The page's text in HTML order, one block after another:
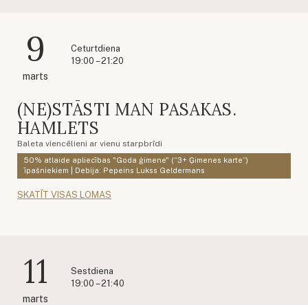
9
marts
Ceturtdiena
19:00 – 21:20
(NE)STĀSTI MAN PASAKAS.
HAMLETS
Baleta viencēlieni ar vienu starpbrīdi
50% atlaide apliecības "Goda ģimene" (“3+ Ģimenes karte”)
īpašniekiem | Debija: Pepeins Lukss Geldermans
SKATĪT VISAS LOMAS
11
marts
Sestdiena
19:00 – 21:40